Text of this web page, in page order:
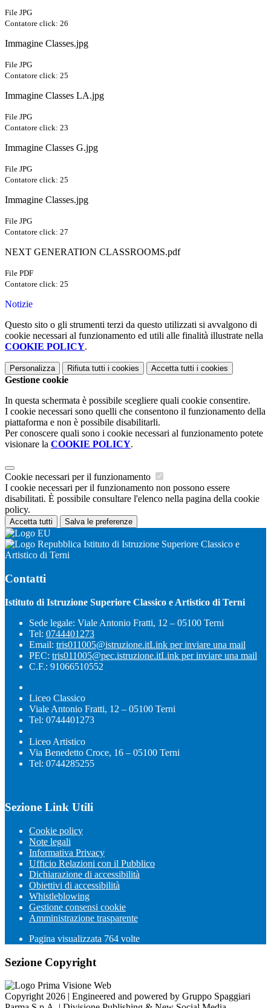
File JPG
Contatore click: 26
Immagine Classes.jpg
File JPG
Contatore click: 25
Immagine Classes LA.jpg
File JPG
Contatore click: 23
Immagine Classes G.jpg
File JPG
Contatore click: 25
Immagine Classes.jpg
File JPG
Contatore click: 27
NEXT GENERATION CLASSROOMS.pdf
File PDF
Contatore click: 25
Notizie
Questo sito o gli strumenti terzi da questo utilizzati si avvalgono di
cookie necessari al funzionamento ed utili alle finalità illustrate nella
COOKIE POLICY.
Personalizza Rifiuta tutti i cookies Accetta tutti i cookies
Gestione cookie
In questa schermata è possibile scegliere quali cookie consentire.
I cookie necessari sono quelli che consentono il funzionamento della
piattaforma e non è possibile disabilitarli.
Per conoscere quali sono i cookie necessari al funzionamento potete
visionare la COOKIE POLICY.
Cookie necessari per il funzionamento
I cookie necessari per il funzionamento non possono essere
disabilitati. È possibile consultare l'elenco nella pagina della cookie
policy.
Accetta tutti Salva le preferenze
Istituto di Istruzione Superiore Classico e
Artistico di Terni
Contatti
Istituto di Istruzione Superiore Classico e Artistico di Terni
Sede legale: Viale Antonio Fratti, 12 – 05100 Terni
Tel: 0744401273
Email: tris011005@istruzione.itLink per inviare una mail
PEC: tris011005@pec.istruzione.itLink per inviare una mail
C.F.: 91066510552
Liceo Classico
Viale Antonio Fratti, 12 – 05100 Terni
Tel: 0744401273
Liceo Artistico
Via Benedetto Croce, 16 – 05100 Terni
Tel: 0744285255
Sezione Link Utili
Cookie policy
Note legali
Informativa Privacy
Ufficio Relazioni con il Pubblico
Dichiarazione di accessibilità
Obiettivi di accessibilità
Whistleblowing
Gestione consensi cookie
Amministrazione trasparente
Pagina visualizzata 764 volte
Sezione Copyright
Copyright 2026 | Engineered and powered by Gruppo Spaggiari